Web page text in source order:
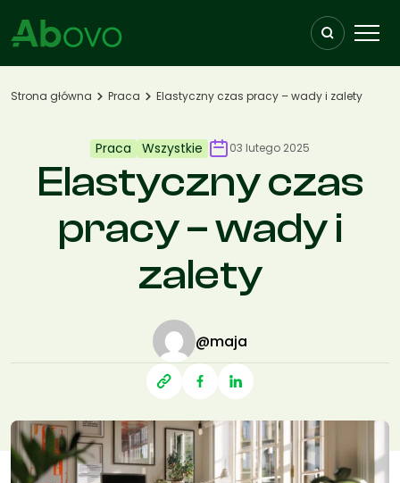
Strona główna Praca Elastyczny czas pracy – wady i zalety
Praca Wszystkie 03 lutego 2025
Elastyczny czas
pracy – wady i
zalety
@maja